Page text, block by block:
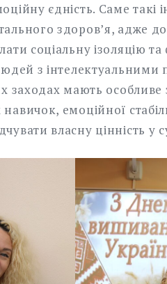
єдність. Саме такі
здоров’я, адже
соціальну ізоляцію
з
заходах мають
емоційної
власну цінність у